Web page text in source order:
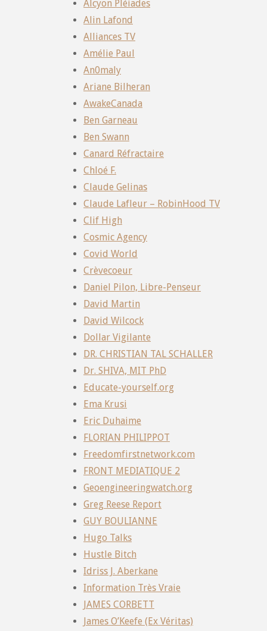
Alcyon Pléiades
Alin Lafond
Alliances TV
Amélie Paul
An0maly
Ariane Bilheran
AwakeCanada
Ben Garneau
Ben Swann
Canard Réfractaire
Chloé F.
Claude Gelinas
Claude Lafleur – RobinHood TV
Clif High
Cosmic Agency
Covid World
Crèvecoeur
Daniel Pilon, Libre-Penseur
David Martin
David Wilcock
Dollar Vigilante
DR. CHRISTIAN TAL SCHALLER
Dr. SHIVA, MIT PhD
Educate-yourself.org
Ema Krusi
Eric Duhaime
FLORIAN PHILIPPOT
Freedomfirstnetwork.com
FRONT MEDIATIQUE 2
Geoengineeringwatch.org
Greg Reese Report
GUY BOULIANNE
Hugo Talks
Hustle Bitch
Idriss J. Aberkane
Information Très Vraie
JAMES CORBETT
James O’Keefe (Ex Véritas)